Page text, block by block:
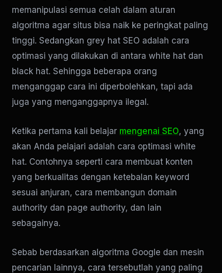
memanipulasi semua celah dalam aturan
algoritma agar situs bisa naik ke peringkat paling
tinggi. Sedangkan grey hat SEO adalah cara
optimasi yang dilakukan di antara white hat dan
black hat. Sehingga beberapa orang
menganggap cara ini diperbolehkan, tapi ada
juga yang menganggapnya ilegal.
Ketika pertama kali belajar mengenai SEO, yang
akan Anda pelajari adalah cara optimasi white
hat. Contohnya seperti cara membuat konten
yang berkualitas dengan ketebalan keyword
sesuai anjuran, cara membangun domain
authority dan page authority, dan lain
sebagainya.
Sebab berdasarkan algoritma Google dan mesin
pencarian lainnya, cara tersebutlah yang paling